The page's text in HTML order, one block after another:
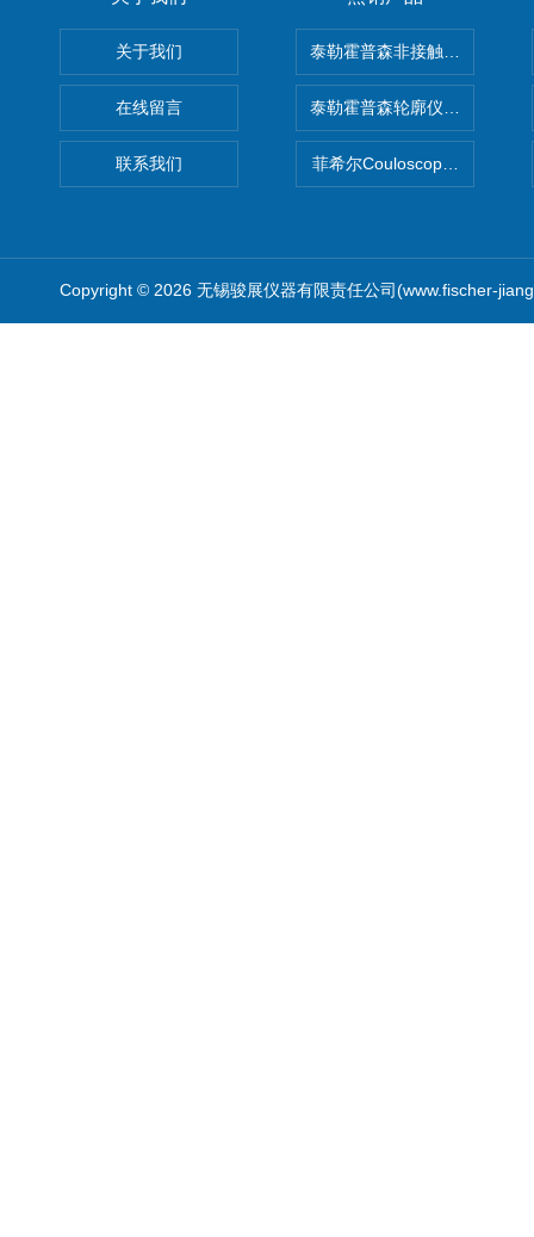
关于我们
在线留言
联系我们
泰勒霍普森非接触式轮廓仪
泰勒霍普森轮廓仪|TAYLOR
菲希尔Couloscope CMS2电
Copyright © 2026 无锡骏展仪器有限责任公司(www.fischer-